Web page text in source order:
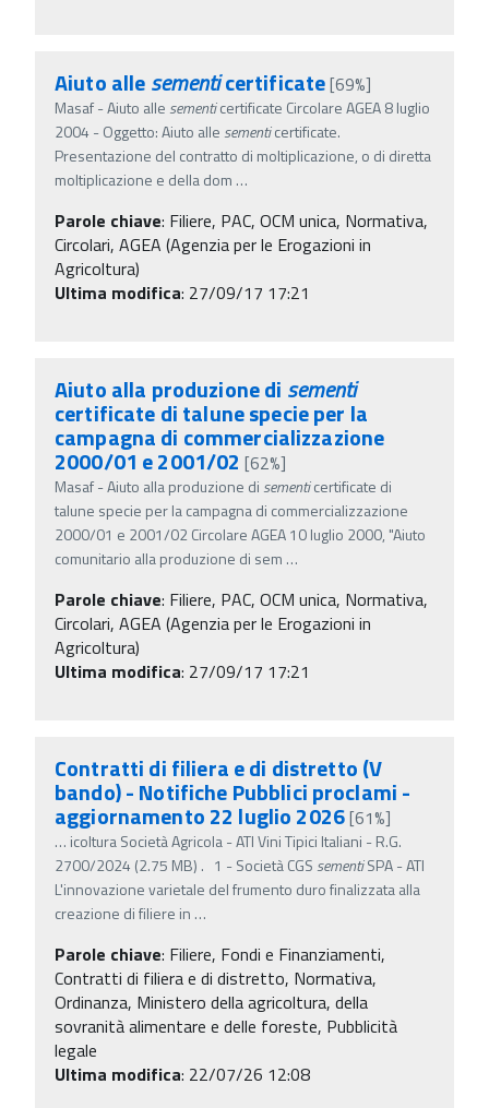
Aiuto allesementicertificate[69%]
Masaf - Aiuto alle sementicertificate Circolare AGEA 8 luglio
2004 - Oggetto: Aiuto alle sementicertificate.
Presentazione del contratto di moltiplicazione, o di diretta
moltiplicazione e della dom …
Parole chiave: Filiere, PAC, OCM unica, Normativa,
Circolari, AGEA (Agenzia per le Erogazioni in
Agricoltura)
Ultima modifica: 27/09/17 17:21
Aiuto alla produzione di sementi
certificate di talune specie per la
campagna di commercializzazione
2000/01 e 2001/02 [62%]
Masaf - Aiuto alla produzione di sementicertificate di
talune specie per la campagna di commercializzazione
2000/01 e 2001/02 Circolare AGEA 10 luglio 2000, "Aiuto
comunitario alla produzione di sem …
Parole chiave: Filiere, PAC, OCM unica, Normativa,
Circolari, AGEA (Agenzia per le Erogazioni in
Agricoltura)
Ultima modifica: 27/09/17 17:21
Contratti di filiera e di distretto (V
bando) - Notifiche Pubblici proclami -
aggiornamento 22 luglio 2026[61%]
… icoltura Società Agricola - ATI Vini Tipici Italiani - R.G.
2700/2024 (2.75 MB) . 1 - Società CGS sementiSPA - ATI
L'innovazione varietale del frumento duro finalizzata alla
creazione di filiere in …
Parole chiave: Filiere, Fondi e Finanziamenti,
Contratti di filiera e di distretto, Normativa,
Ordinanza, Ministero della agricoltura, della
sovranità alimentare e delle foreste, Pubblicità
legale
Ultima modifica: 22/07/26 12:08